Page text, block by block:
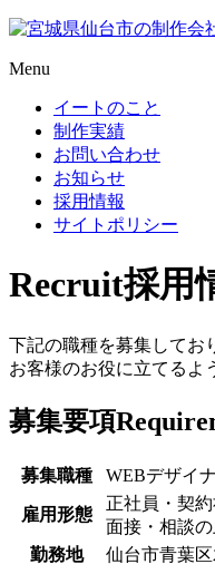
Menu
イートのこと
制作実績
お問い合わせ
お知らせ
採用情報
サイトポリシー
Recruit採用
下記の職種を募集してお
お客様のお役に立てるよ
募集要項
募集職種 WEBデザイ
雇用形態
正社員・契
面接・相談
勤務地
仙台市青葉